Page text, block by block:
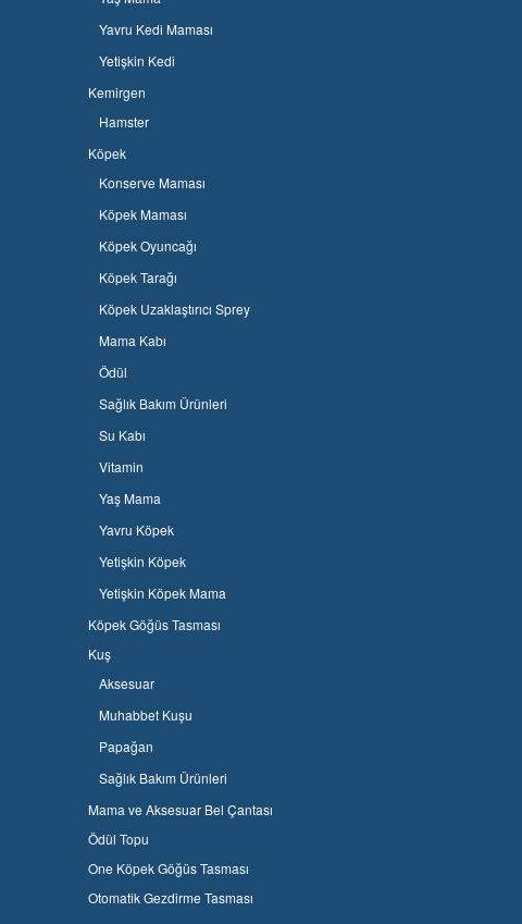
Yavru Kedi Maması
Yetişkin Kedi
Kemirgen
Hamster
Köpek
Konserve Maması
Köpek Maması
Köpek Oyuncağı
Köpek Tarağı
Köpek Uzaklaştırıcı Sprey
Mama Kabı
Ödül
Sağlık Bakım Ürünleri
Su Kabı
Vitamin
Yaş Mama
Yavru Köpek
Yetişkin Köpek
Yetişkin Köpek Mama
Köpek Göğüs Tasması
Kuş
Aksesuar
Muhabbet Kuşu
Papağan
Sağlık Bakım Ürünleri
Mama ve Aksesuar Bel Çantası
Ödül Topu
One Köpek Göğüs Tasması
Otomatik Gezdirme Tasması